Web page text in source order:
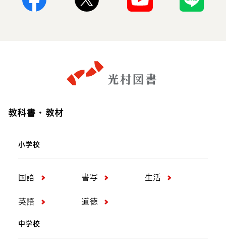
教科書・教材
小学校
国語 書写 生活
英語 道徳
中学校